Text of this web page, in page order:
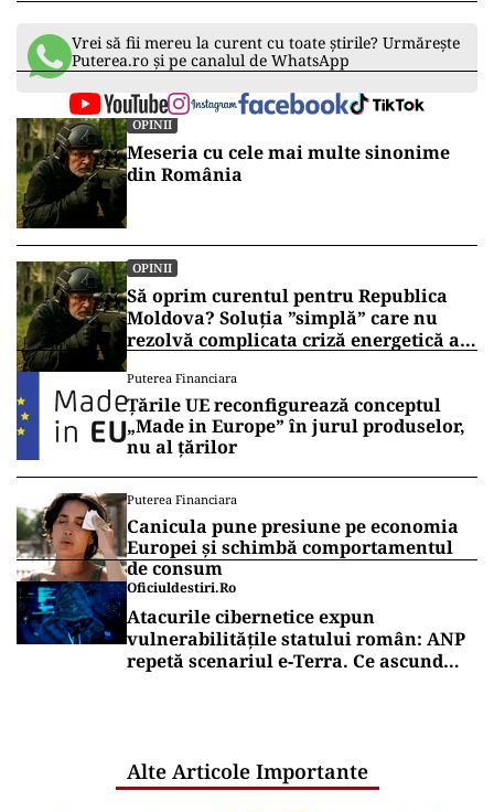
Vrei să fii mereu la curent cu toate știrile? Urmărește
Puterea.ro și pe canalul de WhatsApp
OPINII
Meseria cu cele mai multe sinonime
din România
OPINII
Să oprim curentul pentru Republica
Moldova? Soluția ”simplă” care nu
rezolvă complicata criză energetică a
Puterea Financiara
Țările UE reconfigurează conceptul
„Made in Europe” în jurul produselor,
nu al țărilor
Puterea Financiara
Canicula pune presiune pe economia
Europei și schimbă comportamentul
de consum
Oficiuldestiri.ro
Atacurile cibernetice expun
vulnerabilitățile statului român: ANP
repetă scenariul e‑Terra. Ce ascund
Alte Articole Importante